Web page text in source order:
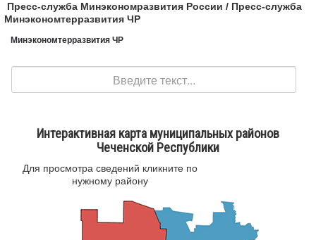
Пресс-служба Минэкономразвития России / Пресс-служба
Минэкономтерразвития ЧР
Минэкономтерразвития ЧР
Интерактивная карта муниципальных районов
Чеченской Республики
Для просмотра сведений кликните по
нужному району